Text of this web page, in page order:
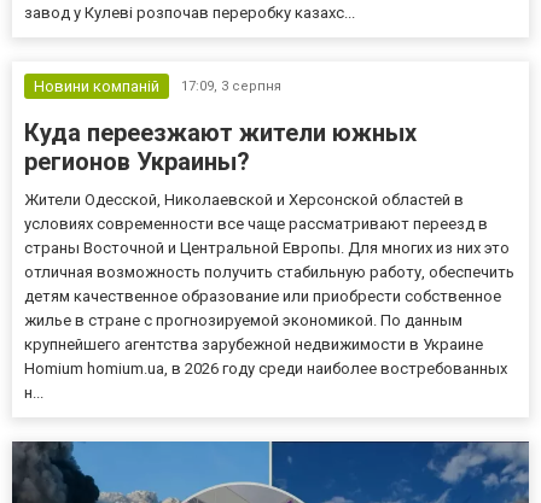
завод у Кулеві розпочав переробку казахс...
Новини компаній 17:09, 3 серпня
Куда переезжают жители южных
регионов Украины?
Жители Одесской, Николаевской и Херсонской областей в
условиях современности все чаще рассматривают переезд в
страны Восточной и Центральной Европы. Для многих из них это
отличная возможность получить стабильную работу, обеспечить
детям качественное образование или приобрести собственное
жилье в стране с прогнозируемой экономикой. По данным
крупнейшего агентства зарубежной недвижимости в Украине
Homium homium.ua, в 2026 году среди наиболее востребованных
н...